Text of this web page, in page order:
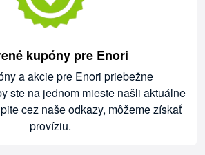
kupóny pre Enori
a akcie pre Enori priebežne
ste na jednom mieste našli aktuálne
cez naše odkazy, môžeme získať
províziu.